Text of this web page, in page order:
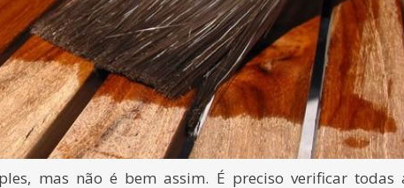
mas não é bem assim. É preciso verificar todas